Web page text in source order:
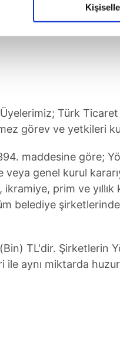
yer alan panel
Kanunu uyarınca
ilgili bilgi almak
Türk
görev ve yetkileri
maddesine göre;
veya genel kurul
prim ve
belediye
TL'dir. Şirketlerin
ile aynı miktarda